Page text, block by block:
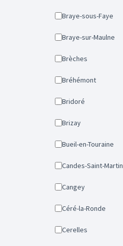
Braye-sous-Faye
Braye-sur-Maulne
Brèches
Bréhémont
Bridoré
Brizay
Bueil-en-Touraine
Candes-Saint-Martin
Cangey
Céré-la-Ronde
Cerelles